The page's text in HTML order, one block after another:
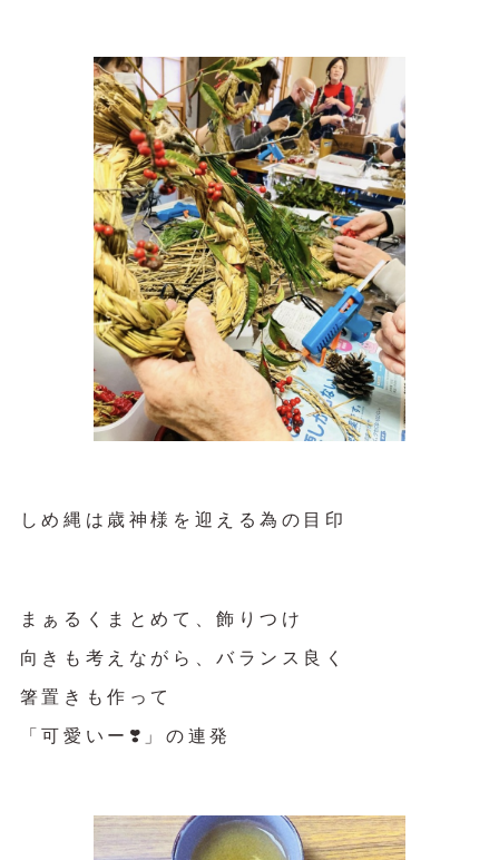
しめ縄は歳神様を迎える為の目印
まぁるくまとめて、飾りつけ
向きも考えながら、バランス良く
箸置きも作って
「可愛いー❣️」の連発